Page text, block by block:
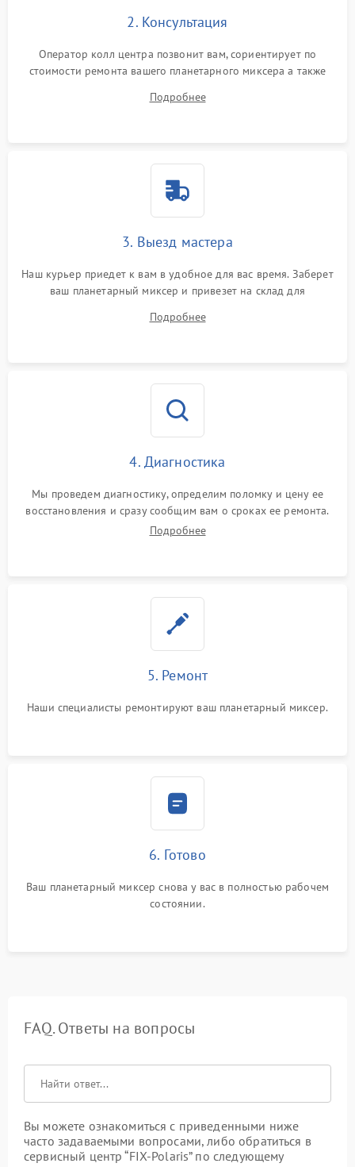
2. Консультация
Оператор колл центра позвонит вам, сориентирует по
стоимости ремонта вашего планетарного миксера а также
Подробнее
3. Выезд мастера
Наш курьер приедет к вам в удобное для вас время. Заберет
ваш планетарный миксер и привезет на склад для
Подробнее
4. Диагностика
Мы проведем диагностику, определим поломку и цену ее
восстановления и сразу сообщим вам о сроках ее ремонта.
Подробнее
5. Ремонт
Наши специалисты ремонтируют ваш планетарный миксер.
6. Готово
Ваш планетарный миксер снова у вас в полностью рабочем
состоянии.
FAQ. Ответы на вопросы
Вы можете ознакомиться с приведенными ниже
часто задаваемыми вопросами, либо обратиться в
сервисный центр “FIX-Polaris” по следующему